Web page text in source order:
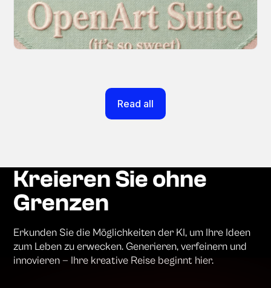
creation experience so your workflow finally
moves as fast as your ideas do.
March 20, 2026
Read all
Kreieren Sie ohne
Grenzen
Erkunden Sie die Möglichkeiten der KI, um Ihre Ideen
zum Leben zu erwecken. Generieren, verfeinern und
innovieren — Ihre kreative Reise beginnt hier.